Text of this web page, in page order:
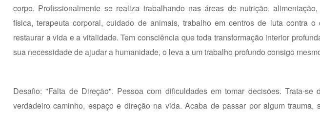
corpo. Profissionalmente se realiza trabalhando nas áreas de nutrição,
física, terapeuta corporal, cuidado de animais, trabalho em centros de luta contra
restaurar a vida e a vitalidade. Tem consciência que toda transformação interior
sua necessidade de ajudar a humanidade, o leva a um trabalho profundo consigo
Desafio: "Falta de Direção". Pessoa com dificuldades em tomar decisões. Trata-se
verdadeiro caminho, espaço e direção na vida. Acaba de passar por algum